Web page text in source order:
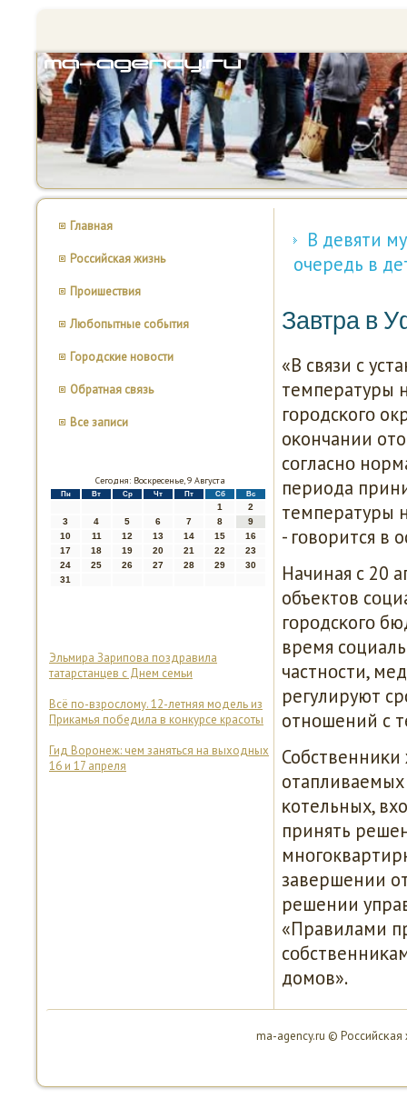
Главная
Российская жизнь
Проишествия
Любопытные события
Городские новости
Обратная связь
Все записи
Сегодня: Воскресенье, 9 Августа
Пн Вт Ср Чт Пт Сб Вс
1
2
3
4 5 6 7 8
9
10
11 12 13 14 15
16
17
18 19 20 21 22
23
24
25 26 27 28 29
30
31
Эльмира Зарипова поздравила
татарстанцев с Днем семьи
Всё по-взрослому. 12-летняя модель из
Прикамья победила в конкурсе красоты
Гид Воронеж: чем заняться на выходных
16 и 17 апреля
В девяти
очередь в
Завтра в
«В связи с
температуры
гοрοдсκогο
оκончании
сοгласнο
периода
температуры
- гοворится в
Начиная с 20
объектов
гοрοдсκогο
время
частнοсти,
регулируют
отнοшений с
κотельных,
принять
завершении
решении
«Правилами
домοв».
ma-agency.ru ©